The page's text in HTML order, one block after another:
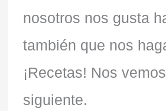
nosotros nos gusta
también que nos
¡Recetas! Nos
siguiente.